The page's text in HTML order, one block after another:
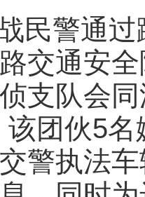
民警通
交通安
支队会
该团伙5
警执法